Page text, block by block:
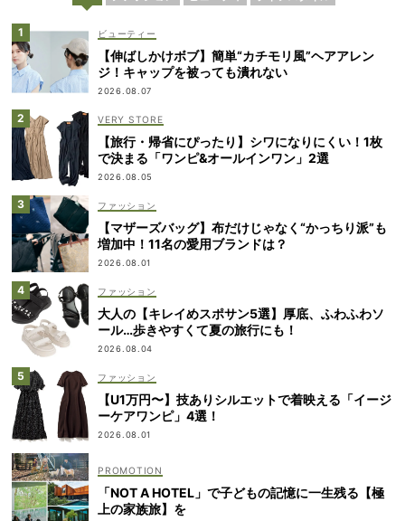
ビューティー
【伸ばしかけボブ】簡単“カチモリ風”ヘアアレン
ジ！キャップを被っても潰れない
2026.08.07
VERY STORE
【旅行・帰省にぴったり】シワになりにくい！1枚
で決まる「ワンピ&オールインワン」2選
2026.08.05
ファッション
【マザーズバッグ】布だけじゃなく“かっちり派”も
増加中！11名の愛用ブランドは？
2026.08.01
ファッション
大人の【キレイめスポサン5選】厚底、ふわふわソ
ール…歩きやすくて夏の旅行にも！
2026.08.04
ファッション
【U1万円〜】技ありシルエットで着映える「イージ
ーケアワンピ」4選！
2026.08.01
「NOT A HOTEL」で子どもの記憶に一生残る【極
上の家族旅】を